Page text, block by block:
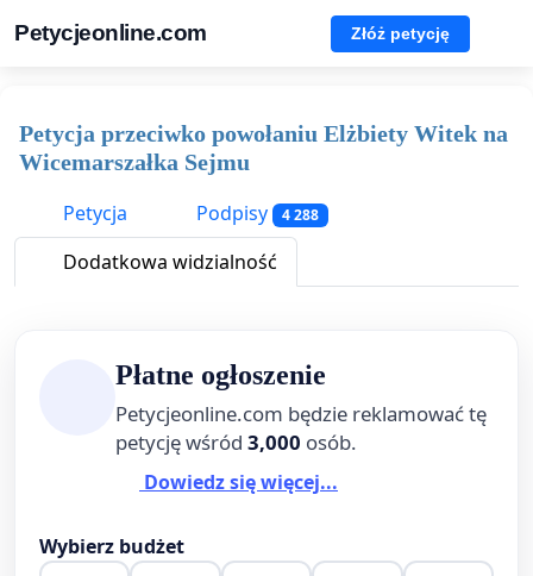
Petycjeonline.com Złóż petycję
Petycja przeciwko powołaniu Elżbiety Witek na
Wicemarszałka Sejmu
Petycja
Podpisy 4 288
Dodatkowa widzialność
Płatne ogłoszenie
Petycjeonline.com będzie reklamować tę
petycję wśród 3,000 osób.
Dowiedz się więcej...
Wybierz budżet